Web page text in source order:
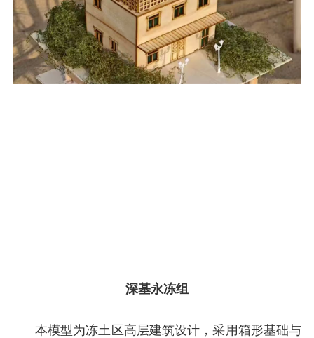
深基永冻组
本模型为冻土区高层建筑设计，采用箱形基础与